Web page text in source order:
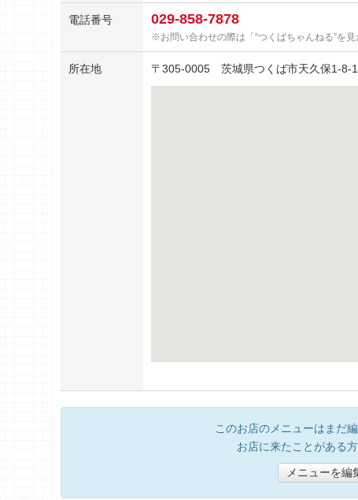
電話番号 029-858-7878
お問い合わせの際は「“つくばちゃんねる”を
所在地 〒 305-0005 茨城県つくば市天久保1-8-
このお店のメニューはまだ
お店に来たことがある
メニューを編